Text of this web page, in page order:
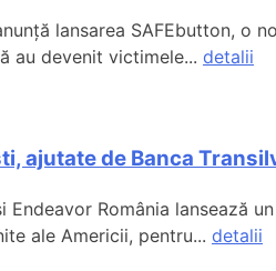
lansarea SAFEbutton,
au devenit victimele... detalii
ajutate de Banca
Endeavor România lansează
ale Americii, pentru... detalii